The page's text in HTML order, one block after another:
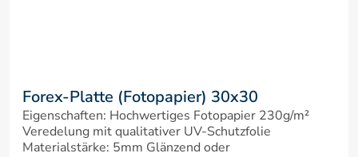
Forex-Platte (Fotopapier) 30x30
Eigenschaften: Hochwertiges Fotopapier 230g/m²
Veredelung mit qualitativer UV-Schutzfolie
Materialstärke: 5mm Glänzend oder